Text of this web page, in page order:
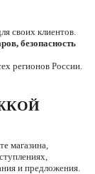
своих клиентов.
безопасность
регионов России.
магазина,
и предложения.